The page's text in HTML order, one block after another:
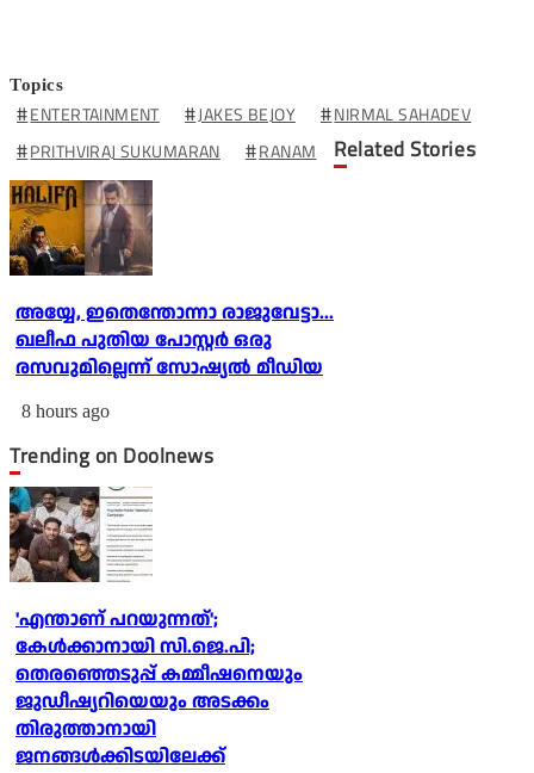
Topics
ENTERTAINMENT JAKES BEJOY
NIRMAL SAHADEV
PRITHVIRAJ SUKUMARAN
RANAM Related Stories
അയ്യേ, ഇതെന്തോന്നാ രാജുവേട്ടാ...
ഖലീഫ പുതിയ പോസ്റ്റര്‍ ഒരു
രസവുമില്ലെന്ന് സോഷ്യല്‍ മീഡിയ
8 hours ago
Trending on Doolnews
'എന്താണ് പറയുന്നത്';
കേള്‍ക്കാനായി സി.ജെ.പി;
തെരഞ്ഞെടുപ്പ് കമ്മീഷനെയും
ജുഡീഷ്യറിയെയും അടക്കം
തിരുത്താനായി
ജനങ്ങള്‍ക്കിടയിലേക്ക്